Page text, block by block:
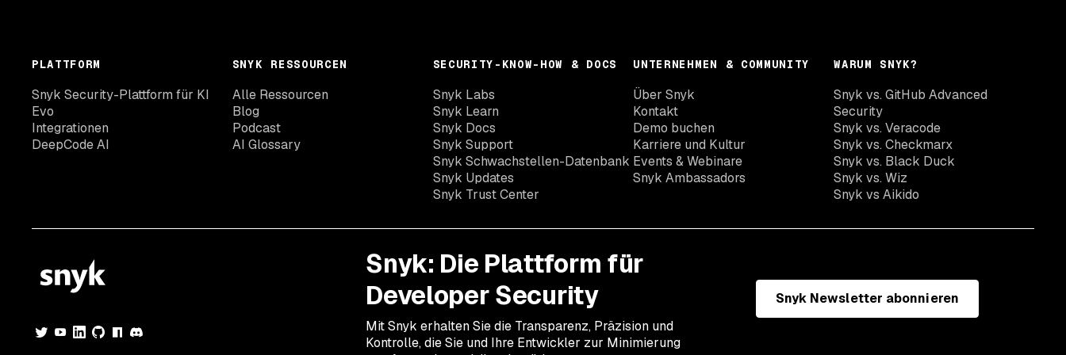
PLATTFORM
Snyk Security-Plattform für KI
Evo
Integrationen
DeepCode AI
SNYK RESSOURCEN
Alle Ressourcen
Blog
Podcast
AI Glossary
SECURITY-KNOW-HOW & DOCS
Snyk Labs
Snyk Learn
Snyk Docs
Snyk Support
Snyk Schwachstellen-Datenbank
Snyk Updates
Snyk Trust Center
UNTERNEHMEN & COMMUNITY
Über Snyk
Kontakt
Demo buchen
Karriere und Kultur
Events & Webinare
Snyk Ambassadors
WARUM SNYK?
Snyk vs. GitHub Advanced
Security
Snyk vs. Veracode
Snyk vs. Checkmarx
Snyk vs. Black Duck
Snyk vs. Wiz
Snyk vs Aikido
Snyk: Die Plattform für
Developer Security
Mit Snyk erhalten Sie die Transparenz, Präzision und
Kontrolle, die Sie und Ihre Entwickler zur Minimierung
Snyk Newsletter abonnieren